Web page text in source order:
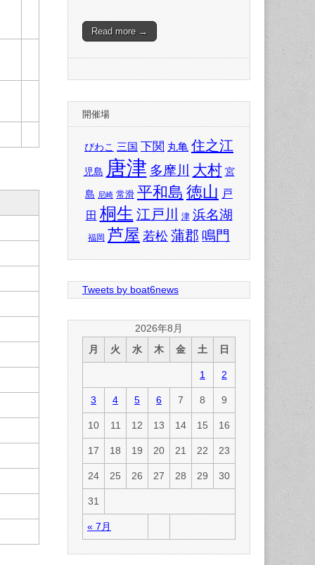
Read more →
開催場
びわこ 三国 下関 丸亀 住之江
児島 唐津 多摩川 大村 宮
島 尼崎 常滑 平和島 徳山 戸
田 桐生 江戸川 津 浜名湖
福岡 芦屋 若松 蒲郡 鳴門
Tweets by boat6news
2026年8月
月
火 水 木 金 土 日
« 7月
1 2
3 4 5 6 7 8 9
10 11 12 13 14 15 16
17 18 19 20 21 22 23
24 25 26 27 28 29 30
31